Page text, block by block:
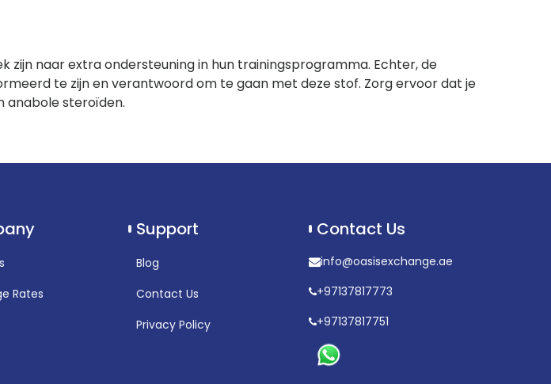
zijn naar extra ondersteuning in hun trainingsprogramma. Echter, de
te zijn en verantwoord om te gaan met deze stof. Zorg ervoor dat je
anabole steroïden.
Rates
Support
Blog
Contact Us
Privacy Policy
Contact Us
info@oasisexchange.ae
+97137817773
+97137817751